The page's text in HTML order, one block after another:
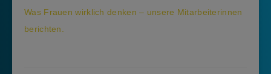
Beitragsnavigation
Was Frauen wirklich denken – unsere Mitarbeiterinnen
berichten.